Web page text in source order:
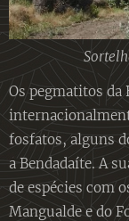
Os pegmatitos da
fosfatos, alguns
a Bendadaíte. A
de espécies com
Mangualde e do